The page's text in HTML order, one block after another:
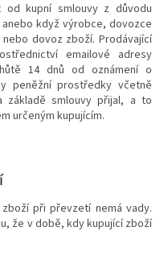
od kupní smlouvy z důvodu
když výrobce, dovozce
dovoz zboží. Prodávající
emailové adresy
14 dnů od oznámení o
peněžní prostředky včetně
základě smlouvy přijal, a to
určeným kupujícím.
při převzetí nemá vady.
že v době, kdy kupující zboží